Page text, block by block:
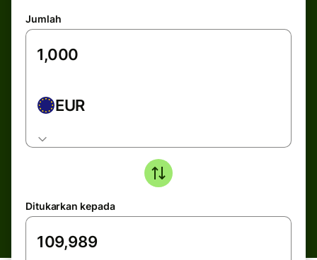
Jumlah
EUR
Ditukarkan kepada